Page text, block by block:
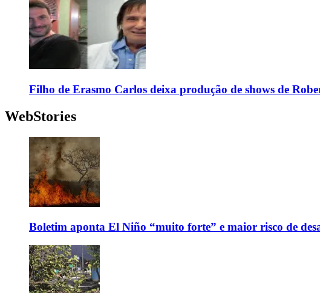
Filho de Erasmo Carlos deixa produção de shows de
WebStories
Boletim aponta El Niño “muito forte” e maior risco de